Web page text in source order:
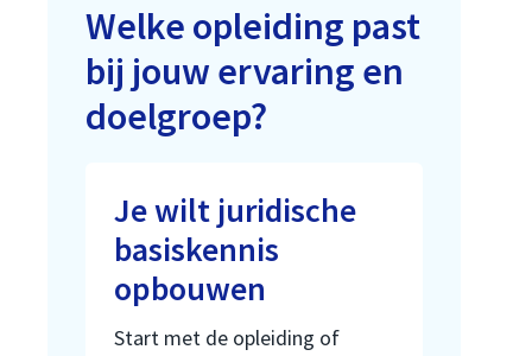
Welke opleiding past
bij jouw ervaring en
doelgroep?
Je wilt juridische
basiskennis
opbouwen
Start met de opleiding of